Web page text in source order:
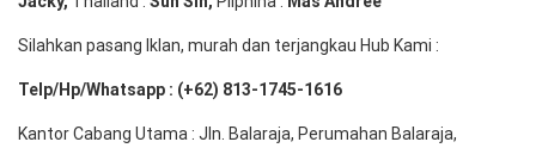
Silahkan pasang Iklan, murah dan terjangkau Hub Kami :
Telp/Hp/Whatsapp : (+62) 813-1745-1616
Kantor Cabang Utama : Jln. Balaraja, Perumahan Balaraja,